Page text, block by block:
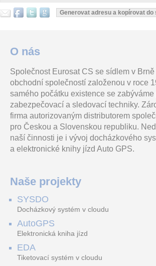
O nás
Společnost Eurosat CS se sídlem v
obchodní společností založenou v roce
samého počátku existence se
zabezpečovací a sledovací techniky.
firma autorizovaným distributorem
pro Českou a Slovenskou republiku.
naší činnosti je i vývoj docházkového
a elektronické knihy jízd Auto GPS.
Naše projekty
SYSDO
Docházkový systém v cloudu
AutoGPS
Elektronická kniha jízd
EDA
Tiketovací systém v cloudu